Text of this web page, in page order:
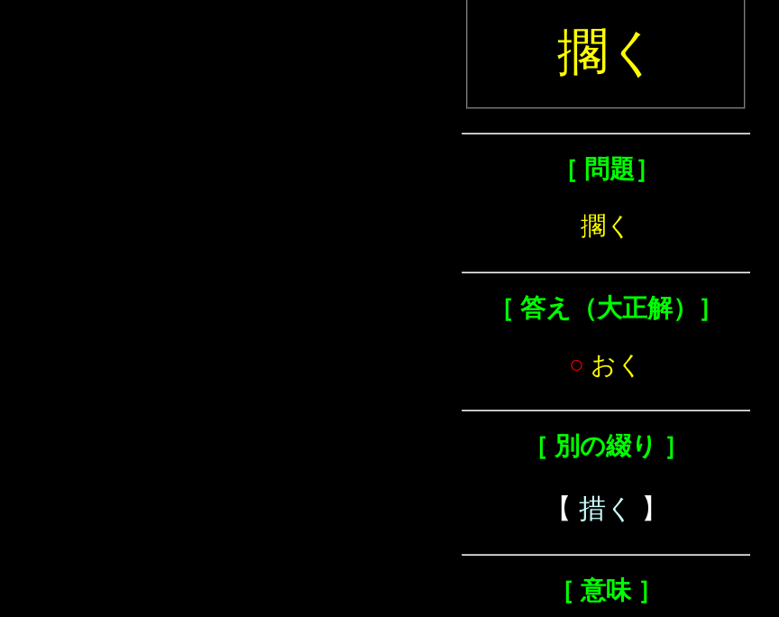
擱く
［ 問題］
擱く
［ 答え（大正解）］
○ おく
［ 別の綴り ］
【 措く 】
［ 意味 ］